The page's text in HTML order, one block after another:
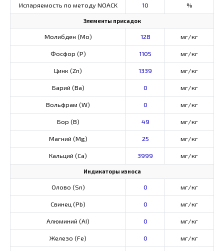
Испаряемость по методу NOACK 10 %
Элементы присадок
Молибден (Мо) 128 мг/кг
Фосфор (Р) 1105 мг/кг
Цинк (Zn) 1339 мг/кг
Барий (Ва) 0 мг/кг
Вольфрам (W) 0 мг/кг
Бор (В) 49 мг/кг
Магний (Mg) 25 мг/кг
Кальций (Са) 3999 мг/кг
Индикаторы износа
Олово (Sn) 0 мг/кг
Свинец (Pb) 0 мг/кг
Алюминий (AI) 0 мг/кг
Железо (Fe) 0 мг/кг